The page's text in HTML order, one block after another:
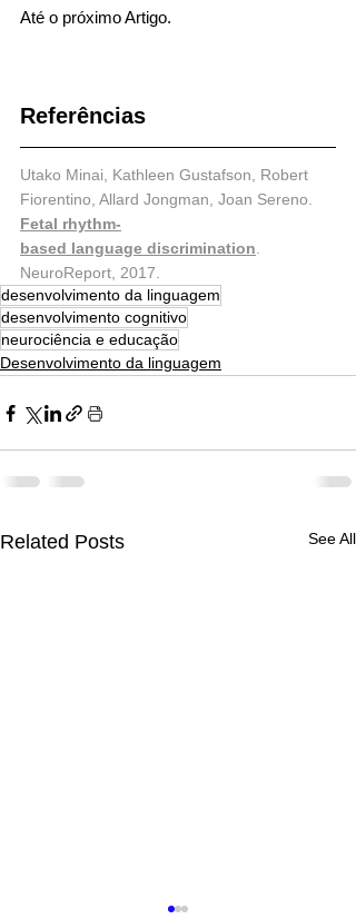
Até o próximo Artigo.
Referências
Utako Minai, Kathleen Gustafson, Robert
Fiorentino, Allard Jongman, Joan Sereno.
Fetal rhythm-
based language discrimination.
NeuroReport, 2017.
desenvolvimento da linguagem
desenvolvimento cognitivo
neurociência e educação
Desenvolvimento da linguagem
Related Posts See All